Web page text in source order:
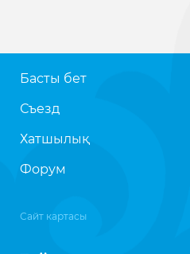
Басты бет
Съезд
Хатшылық
Форум
Сайт картасы